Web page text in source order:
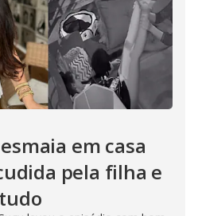
em casa
pela filha e